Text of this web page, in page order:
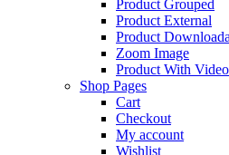
Product Grouped
Product External
Product
Zoom Image
Product With Video
Shop Pages
Cart
Checkout
My account
Wishlist